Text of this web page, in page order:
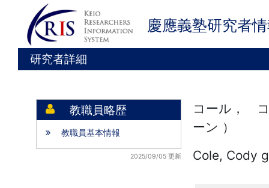
慶應義塾研究者
研究者詳細
教職員略歴
教職員基本情報
2025/09/05 更新
コール，
ーン ）
Cole, Cody